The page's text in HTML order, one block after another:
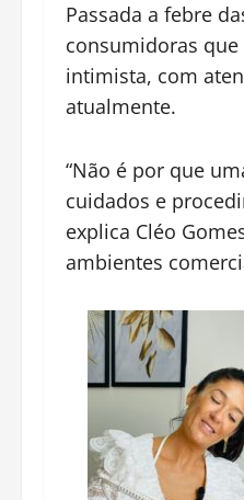
Passada a febre
consumidoras
intimista, com
atualmente.
“Não é por que
cuidados e
explica Cléo
ambientes